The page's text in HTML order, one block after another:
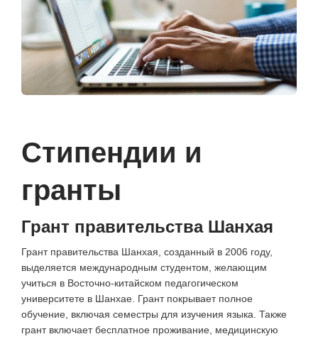
Стипендии и
гранты
Грант правительства Шанхая
Грант правительства Шанхая, созданный в 2006 году,
выделяется международным студентом, желающим
учиться в Восточно-китайском педагогическом
университете в Шанхае. Грант покрывает полное
обучение, включая семестры для изучения языка. Также
грант включает бесплатное проживание, медицинскую